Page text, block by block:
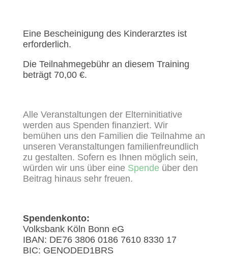
Eine Bescheinigung des Kinderarztes ist
erforderlich.
Die Teilnahmegebühr an diesem Training
beträgt 70,00 €.
Alle Veranstaltungen der Elterninitiative
werden aus Spenden finanziert. Wir
bemühen uns den Familien die Teilnahme an
unseren Veranstaltungen familienfreundlich
zu gestalten. Sofern es Ihnen möglich sein,
würden wir uns über eine Spendeüber den
Beitrag hinaus sehr freuen.
Spendenkonto:
Volksbank Köln Bonn eG
IBAN: DE76 3806 0186 7610 8330 17
BIC: GENODED1BRS